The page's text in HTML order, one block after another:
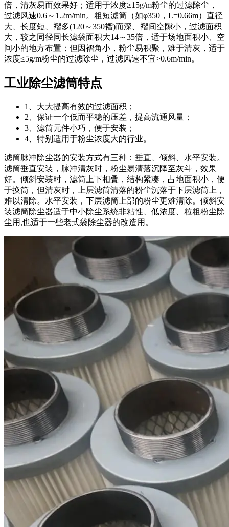
倍，清灰易而效果好；适用于浓度≥15g/m粉尘的过滤除尘，
过滤风速0.6～1.2m/min。粗短滤筒（如φ350，L=0.66m）直径
大、长度短、褶多(120～350褶)而深、褶间空隙小，过滤面积
大，较之同径同长滤袋面积大14～35倍，适于场地面积小、空
间小的地方布置；但因褶角小，粉尘易积聚，难于清灰，适于
浓度≤5g/m粉尘的过滤除尘，过滤风速不宜>0.6m/min。
工业除尘滤筒特点
1、大大提高有效的过滤面积；
2、保证一个低而平稳的压差，提高流通风量；
3、滤筒元件小巧，便于安装；
4、特别适用于粉尘浓度大的行业。
滤筒脉冲除尘器的安装方式有三种：垂直、倾斜、水平安装。
滤筒垂直安装，脉冲清灰时，粉尘易清落沉降至灰斗，效果
好。倾斜安装时，滤筒上下相叠，结构紧凑，占地面积小，便
于换筒，但清灰时，上层滤筒清落的粉尘沉落于下层滤筒上，
难以清除。水平安装，下层滤筒上部的粉尘更难清除。倾斜安
装滤筒除尘器适于中小除尘系统非粘性、低浓度、粒粗粉尘除
尘用,也适于一些老式袋除尘器的改造用。